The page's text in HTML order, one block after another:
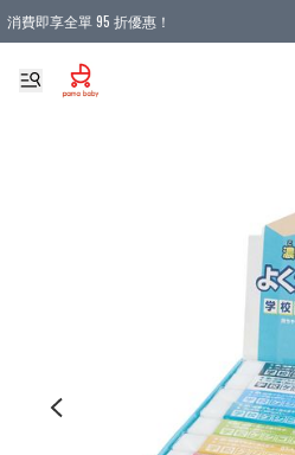
消費即享全單 95 折優惠！
購物滿 HKD 900.00即享免運費優惠！（適用